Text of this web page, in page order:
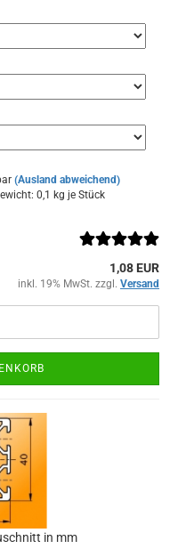
(Ausland abweichend)
0,1 kg je Stück
1,08 EUR
inkl. 19% MwSt. zzgl. Versand
in mm